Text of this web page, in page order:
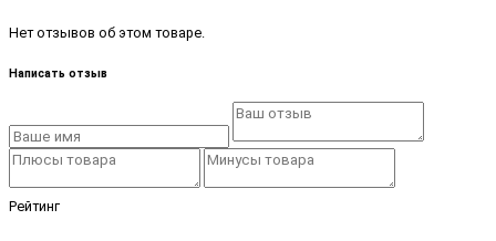
Нет отзывов об этом товаре.
Написать отзыв
Рейтинг